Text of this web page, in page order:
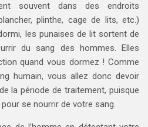
souvent dans des endroits
plinthe, cage de lits, etc.)
les punaises de lit sortent de
du sang des hommes. Elles
quand vous dormez ! Comme
humain, vous allez donc devoir
la période de traitement, puisque
se nourrir de votre sang.